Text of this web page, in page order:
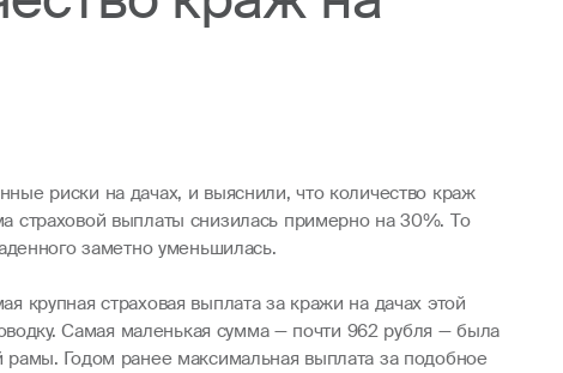
риски на дачах, и выяснили, что количество краж
выплаты снизилась примерно на 30%. То
заметно уменьшилась.
крупная страховая выплата за кражи на дачах этой
Самая маленькая сумма — почти 962 рубля — была
Годом ранее максимальная выплата за подобное